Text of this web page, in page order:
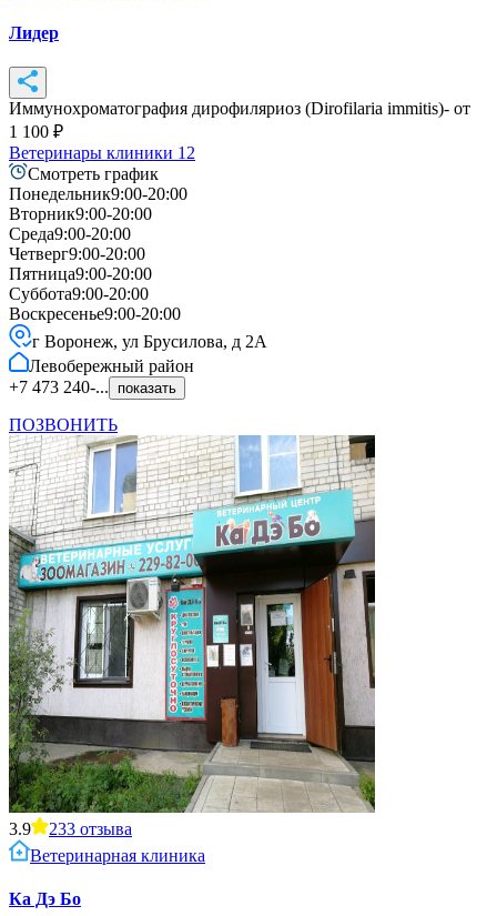
Лидер
Иммунохроматография дирофиляриоз (Dirofilaria immitis)- от
1 100 ₽
Ветеринары клиники 12
Смотреть график
Понедельник9:00-20:00
Вторник9:00-20:00
Среда9:00-20:00
Четверг9:00-20:00
Пятница9:00-20:00
Суббота9:00-20:00
Воскресенье9:00-20:00
г Воронеж, ул Брусилова, д 2А
Левобережный район
+7 473 240-...
показать
ПОЗВОНИТЬ
3.9 233 отзыва
Ветеринарная клиника
Ка Дэ Бо